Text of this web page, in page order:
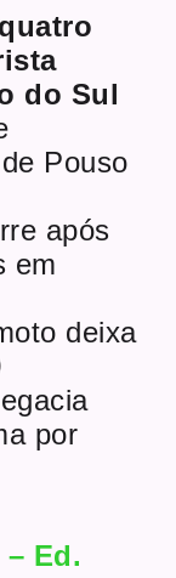
do Sul
Pouso
após
em
deixa
por
Ed.